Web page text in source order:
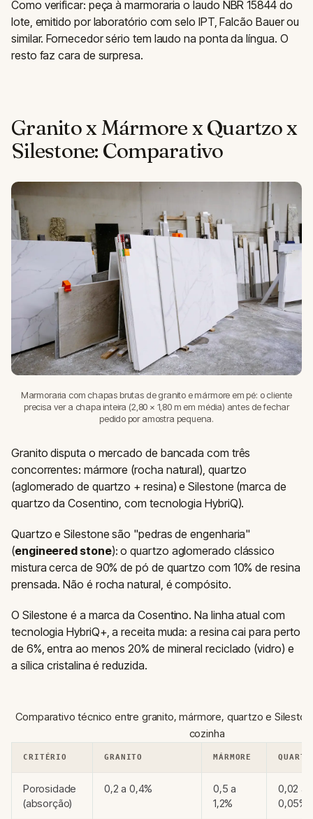
Como verificar: peça à marmoraria o laudo NBR 15844 do
lote, emitido por laboratório com selo IPT, Falcão Bauer ou
similar. Fornecedor sério tem laudo na ponta da língua. O
resto faz cara de surpresa.
Granito x Mármore x Quartzo x
Silestone: Comparativo
Marmoraria com chapas brutas de granito e mármore em pé: o cliente
precisa ver a chapa inteira (2,80 × 1,80 m em média) antes de fechar
pedido por amostra pequena.
Granito disputa o mercado de bancada com três
concorrentes: mármore (rocha natural), quartzo
(aglomerado de quartzo + resina) e Silestone (marca de
quartzo da Cosentino, com tecnologia HybriQ).
Quartzo e Silestone são "pedras de engenharia"
(engineered stone): o quartzo aglomerado clássico
mistura cerca de 90% de pó de quartzo com 10% de resina
prensada. Não é rocha natural, é compósito.
O Silestone é a marca da Cosentino. Na linha atual com
tecnologia HybriQ+, a receita muda: a resina cai para perto
de 6%, entra ao menos 20% de mineral reciclado (vidro) e
a sílica cristalina é reduzida.
Comparativo técnico entre granito, mármore, quartzo e
cozinha
CRITÉRIO GRANITO MÁRMORE
Porosidade
(absorção)
0,2 a 0,4%
0,5 a
1,2%
0,02 a
0,05%